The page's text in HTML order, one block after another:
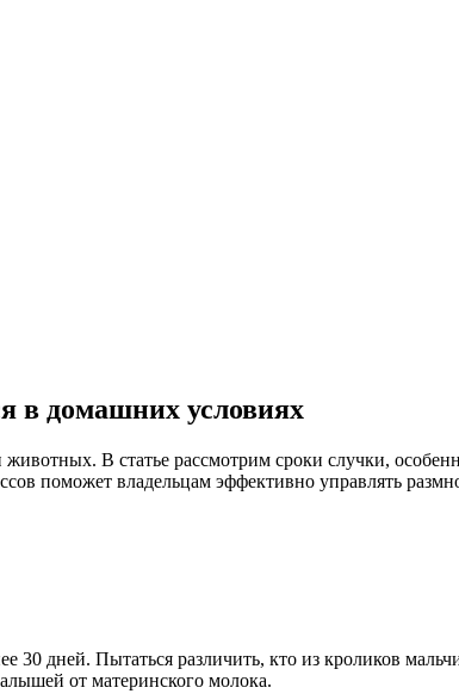
в домашних условиях
В статье рассмотрим сроки случки,
поможет владельцам эффективно управлять
дней. Пытаться различить, кто из кроликов
от материнского молока.